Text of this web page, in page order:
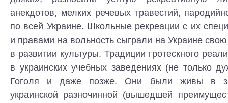
анекдотов, мелких речевых травестий,
по всей Украине. Школьные рекреации с их
и правами на вольность сыграли на Украине
в развитии культуры. Традиции гротескного
в украинских учебных заведениях (не только
Гоголя и даже позже. Они были живы в
украинской разночинной (вышедшей